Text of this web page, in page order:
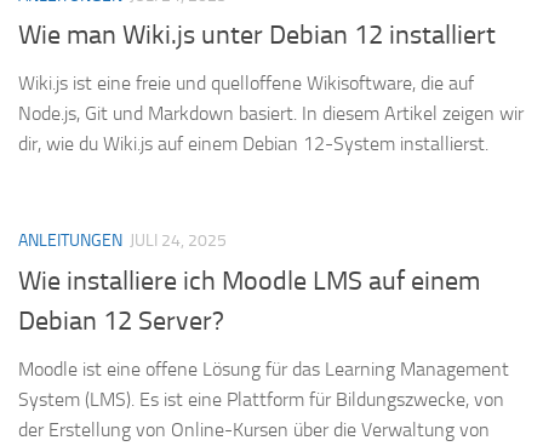
Wie man Wiki.js unter Debian 12 installiert
Wiki.js ist eine freie und quelloffene Wikisoftware, die auf
Node.js, Git und Markdown basiert. In diesem Artikel zeigen wir
dir, wie du Wiki.js auf einem Debian 12-System installierst.
ANLEITUNGEN JULI 24, 2025
Wie installiere ich Moodle LMS auf einem
Debian 12 Server?
Moodle ist eine offene Lösung für das Learning Management
System (LMS). Es ist eine Plattform für Bildungszwecke, von
der Erstellung von Online-Kursen über die Verwaltung von